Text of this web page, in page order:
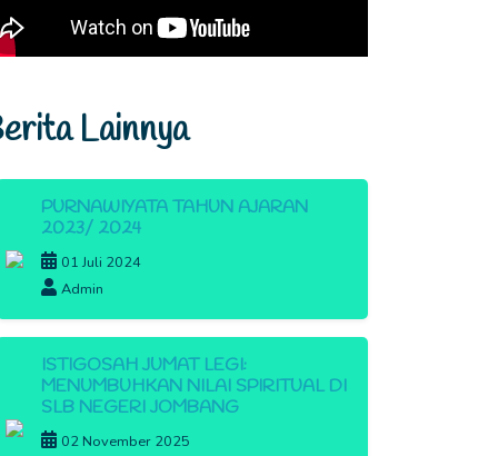
Lainnya
PURNAWIYATA TAHUN AJARAN
2023/ 2024
01 Juli 2024
Admin
ISTIGOSAH JUMAT LEGI:
MENUMBUHKAN NILAI SPIRITUAL DI
SLB NEGERI JOMBANG
02 November 2025